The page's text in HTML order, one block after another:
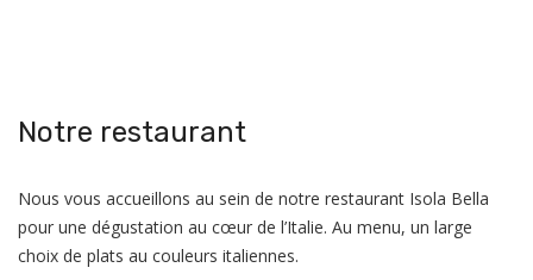
Notre restaurant
Nous vous accueillons au sein de notre restaurant Isola Bella
pour une dégustation au cœur de l’Italie. Au menu, un large
choix de plats au couleurs italiennes.